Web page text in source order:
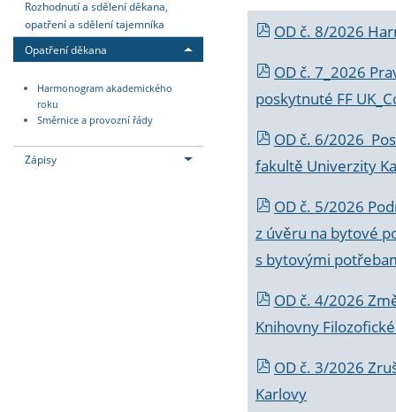
Rozhodnutí a sdělení děkana,
opatření a sdělení tajemníka
Opatření děkana
Harmonogram akademického
roku
Směrnice a provozní řády
Zápisy
OD č. 8/2026
OD č. 7_2026
poskytnuté FF
OD č. 6/2026
fakultě Univerzity
OD č. 5/2026
z úvěru na bytové
s bytovými
OD č. 4/2026
Knihovny
OD č. 3/2026
Karlovy